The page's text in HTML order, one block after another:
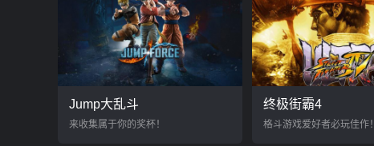
Jump大乱斗
来收集属于你的奖杯！
终极街霸4
格斗游戏爱好者必玩佳作！